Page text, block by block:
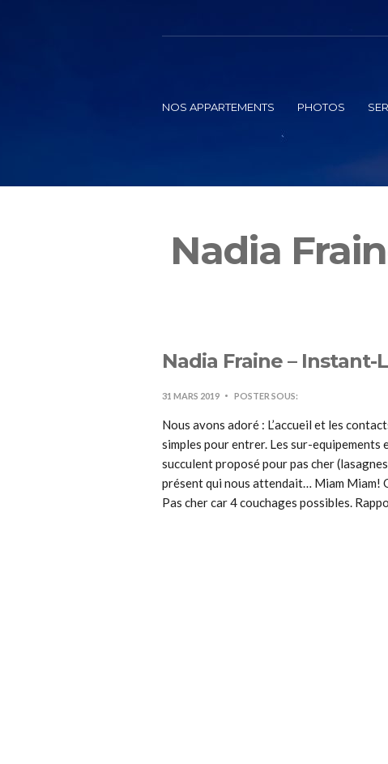
NOS APPARTEMENTS PHOTOS
Nadia
Nadia Fraine – Instant-
31 MARS 2019 POSTER SOUS:
Nous avons adoré : L’accueil et les
simples pour entrer. Les sur-equipements
succulent proposé pour pas cher
présent qui nous attendait… Miam Miam!
Pas cher car 4 couchages possibles.